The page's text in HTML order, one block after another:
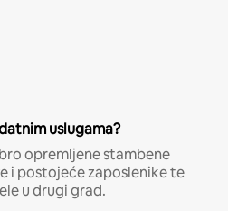
uslugama?
opremljene stambene
i postojeće zaposlenike te
u drugi grad.